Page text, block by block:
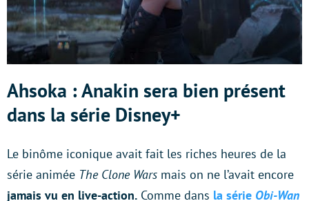
Ahsoka : Anakin sera bien présent
dans la série Disney+
Le binôme iconique avait fait les riches heures de la
série animée The Clone Wars mais on ne l’avait encore
jamais vu en live-action. Comme dans la série Obi-Wan